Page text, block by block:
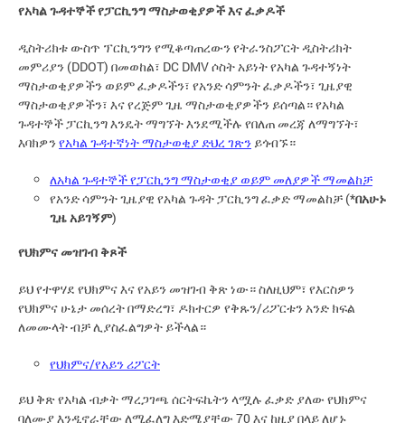
የአካል ጉዳተኞች የፓርኪንግ ማስታወቂያዎች እና ፈቃዶች
ዲስትሪክቱ ውስጥ ፕርኪንግን የሚቆጣጠረውን የትራንስፖርት ዲስትሪክት
መምሪያን (DDOT) በመወከል፣ DC DMV ሶስት አይነት የአካል ጉዳተኝነት
ማስታወቂያዎችን ወይም ፈቃዶችን፣ የአንድ ሳምንት ፈቃዶችን፣ ጊዜያዊ
ማስታወቂያዎችን፣ እና የረጅም ጊዜ ማስታወቂያዎችን ይሰጣል። የአካል
ጉዳተኞች ፓርኪንግ እንዴት ማግኘት እንደሚችሉ የበለጠ መረጃ ለማግኘት፣
እባክዎንየአካል ጉዳተኛነት ማስታወቂያ ድህረ ገጽን ይጎብኙ።
ለአካል ጉዳተኞች የፓርኪንግ ማስታወቂያ ወይም መለያዎች ማመልከቻ
የአንድ ሳምንት ጊዜያዊ የአካል ጉዳት ፓርኪንግ ፈቃድ ማመልከቻ (*በአሁኑ
ጊዜ አይገኝም)
የህክምና መዝገብ ቅጾች
ይህ የተዋሃደ የህክምና እና የአይን መዝገብ ቅጽ ነው። ስለዚህም፣ የእርስዎን
የህክምና ሁኔታ መሰረት በማድረግ፣ ዶክተርዎ የቅጹን/ሪፖርቱን አንድ ክፍል
ለመሙላት ብቻ ሊያስፈልግዎት ይችላል።
የህክምና/የአይን ሪፖርት
ይህ ቅጽ የአካል ብቃት ማረጋገጫ ሰርትፍኬትን ላሟሉ ፈቃድ ያለው የህክምና
ባለሙያ እንዲኖራቸው ለሚፈለግ እድሜያቸው 70 እና ከዚያ በላይ ለሆኑ